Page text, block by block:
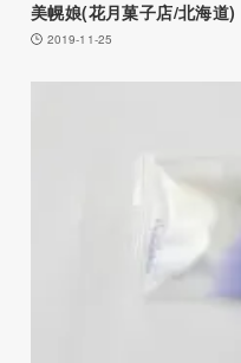
美幌娘(花月菓子店/北海道)
2019-11-25